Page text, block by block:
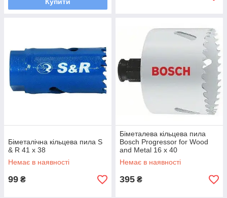
Біметалічна кільцева пила S
& R 41 х 38
Немає в наявності
99 ₴
Біметалева кільцева пила
Bosch Progressor for Wood
and Metal 16 х 40
Немає в наявності
395 ₴